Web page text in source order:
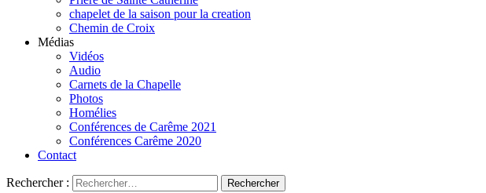
chapelet de la saison pour la creation
Chemin de Croix
Médias
Vidéos
Audio
Carnets de la Chapelle
Photos
Homélies
Conférences de Carême 2021
Conférences Carême 2020
Contact
Rechercher :